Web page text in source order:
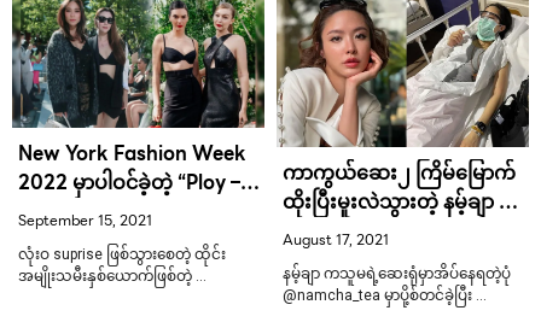
New York Fashion Week
2022 မှာပါဝင်ခဲ့တဲ့ “Ploy –
Vermicelli”
September 15, 2021
လုံးဝ suprise ဖြစ်သွားစေတဲ့ ထိုင်း
အမျိုးသမီးနှစ်ယောက်ဖြစ်တဲ့ …
ကာကွယ်ဆေး၂ ကြိမ်မြောက်
ထိုးပြီးမူးလဲသွားတဲ့ နမ့်ချာ ချီ
လနပ်
August 17, 2021
နမ့်ချာ ကသူမရဲ့ဆေးရုံမှာအိပ်နေရတဲ့ပုံ
@namcha_tea မှာပို့စ်တင်ခဲ့ပြီး …